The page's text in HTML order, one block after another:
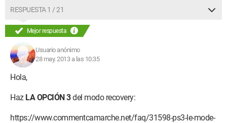
RESPUESTA 1 / 21
Mejor respuesta
Usuario anónimo
28 may. 2013 a las 10:35
Hola,
Haz LA OPCIÓN 3del modo recovery:
https://www.commentcamarche.net/faq/31598-ps3-le-mode-